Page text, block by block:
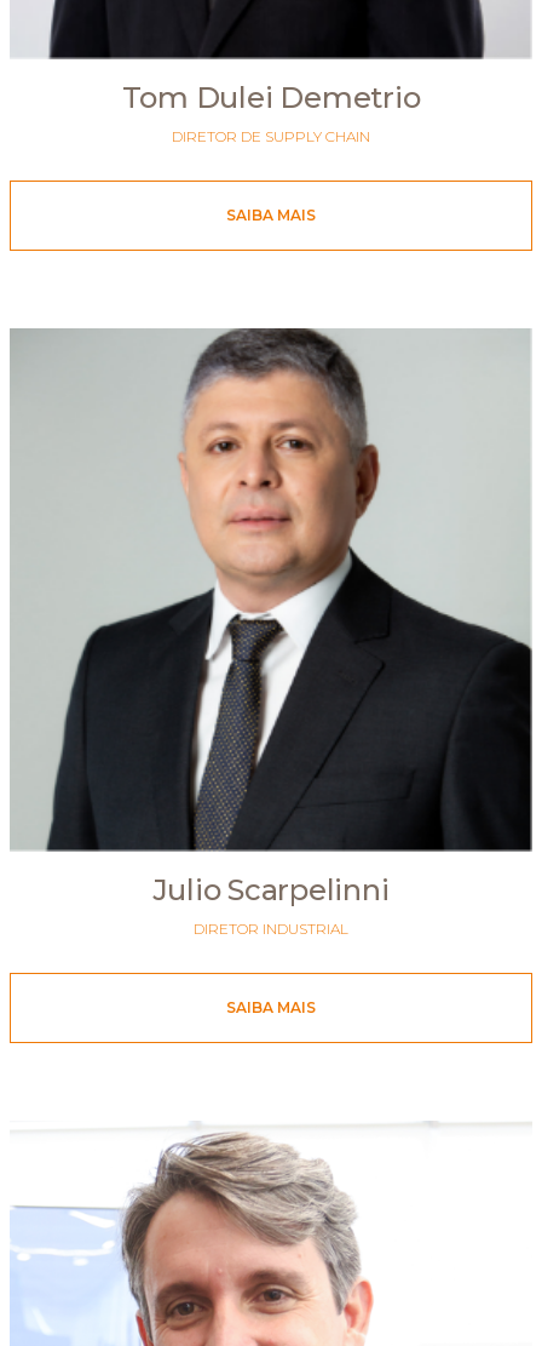
Tom Dulei Demetrio
DIRETOR DE SUPPLY CHAIN
SAIBA MAIS
Julio Scarpelinni
DIRETOR INDUSTRIAL
SAIBA MAIS